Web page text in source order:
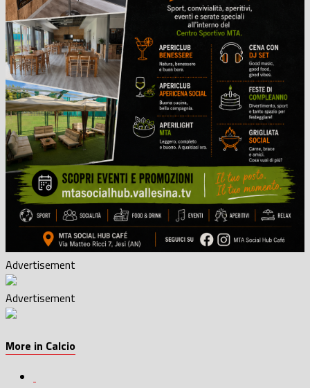
Advertisement
Advertisement
More in Calcio